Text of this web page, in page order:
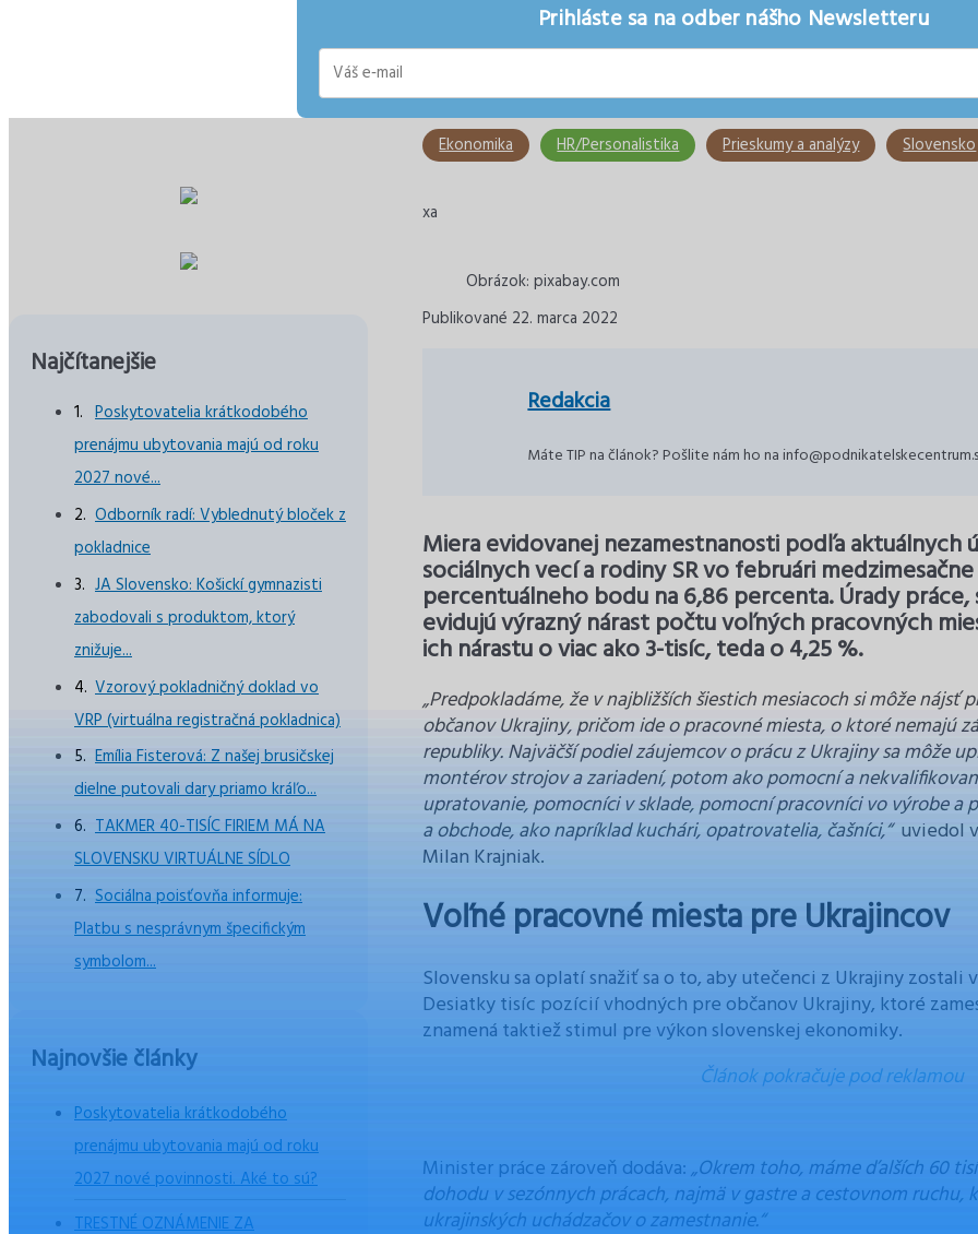
Prihláste sa na odber nášho Newsletteru
Najčítanejšie
Poskytovatelia krátkodobého
prenájmu ubytovania majú od roku
2027 nové...
Odborník radí: Vyblednutý bloček z
pokladnice
JA Slovensko: Košickí gymnazisti
zabodovali s produktom, ktorý
znižuje...
Vzorový pokladničný doklad vo
VRP (virtuálna registračná pokladnica)
Emília Fisterová: Z našej brusičskej
dielne putovali dary priamo kráľo...
TAKMER 40-TISÍC FIRIEM MÁ NA
SLOVENSKU VIRTUÁLNE SÍDLO
Sociálna poisťovňa informuje:
Platbu s nesprávnym špecifickým
symbolom...
Najnovšie články
Poskytovatelia krátkodobého
prenájmu ubytovania majú od roku
2027 nové povinnosti. Aké to sú?
TRESTNÉ OZNÁMENIE ZA
Ekonomika HR/Personalistika Prieskumy a analýzy Slovensko
xa
Obrázok: pixabay.com
Publikované 22. marca 2022
Redakcia
Máte TIP na článok? Pošlite nám ho na
Miera evidovanej nezamestnanosti podľa aktuálnych
sociálnych vecí a rodiny SR vo februári
percentuálneho bodu na 6,86 percenta. Úrady
evidujú výrazný nárast počtu voľných pracovných
ich nárastu o viac ako 3-tisíc, teda o 4,25 %.
„Predpokladáme, že v najbližších šiestich mesiacoch si môže nájsť
občanov Ukrajiny, pričom ide o pracovné miesta, o ktoré nemajú
republiky. Najväčší podiel záujemcov o prácu z Ukrajiny sa môže
montérov strojov a zariadení, potom ako pomocní a
upratovanie, pomocníci v sklade, pomocní pracovníci vo výrobe a
a obchode, ako napríklad kuchári, opatrovatelia, čašníci,“ uviedol
Milan Krajniak.
Voľné pracovné miesta pre Ukrajincov
Slovensku sa oplatí snažiť sa o to, aby utečenci z Ukrajiny zostali
Desiatky tisíc pozícií vhodných pre občanov Ukrajiny, ktoré
znamená taktiež stimul pre výkon slovenskej ekonomiky.
Článok pokračuje pod reklamou
Minister práce zároveň dodáva:„Okrem toho, máme ďalších 60
dohodu v sezónnych prácach, najmä v gastre a cestovnom
ukrajinských uchádzačov o zamestnanie.“